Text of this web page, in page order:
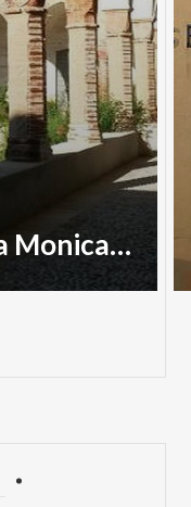
Monastero di Santa Monica/San Salvatore